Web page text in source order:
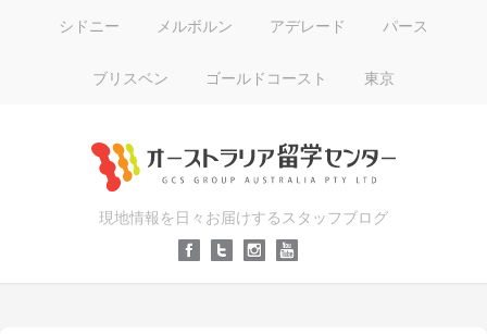
シドニー メルボルン アデレード パース
ブリスベン ゴールドコースト 東京
現地情報を日々お届けするスタッフブログ